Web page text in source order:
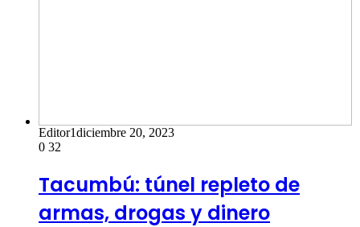
Editor1diciembre 20, 2023
0 32
Tacumbú: túnel repleto de
armas, drogas y dinero